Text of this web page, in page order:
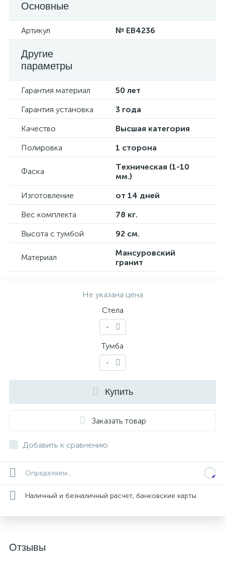
Основные
Артикул № EB4236
Другие
параметры
Гарантия материал 50 лет
Гарантия установка 3 года
Качество Высшая категория
Полировка 1 сторона
Фаска
Техническая (1-10
мм.)
Изготовление от 14 дней
Вес комплекта 78 кг.
Высота с тумбой 92 см.
Материал
Мансуровский
гранит
Не указана цена
Стела
-
Тумба
-
Купить
Заказать товар
Добавить к сравнению
Определяем...
Наличный и безналичный расчет, банковские карты
Отзывы